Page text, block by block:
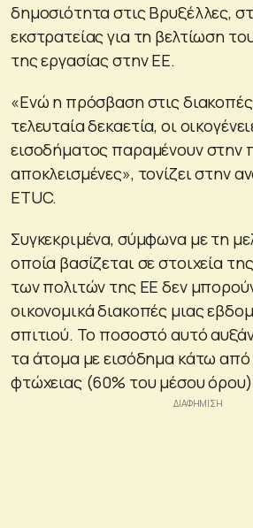
δημοσιότητα στις Βρυξέλλες,
εκστρατείας για τη βελτίωση
της εργασίας στην ΕΕ.
«Ενώ η πρόσβαση στις
τελευταία δεκαετία, οι
εισοδήματος παραμένουν στην
αποκλεισμένες», τονίζει στην
ETUC.
Συγκεκριμένα, σύμφωνα με τη
οποία βασίζεται σε στοιχεία
των πολιτών της ΕΕ δεν
οικονομικά διακοπές μιας
σπιτιού. Το ποσοστό αυτό
τα άτομα με εισόδημα κάτω από
φτώχειας (60% του μέσου